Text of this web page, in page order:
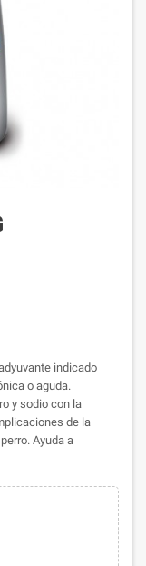
indicado
o aguda.
y sodio con la
de la
Ayuda a